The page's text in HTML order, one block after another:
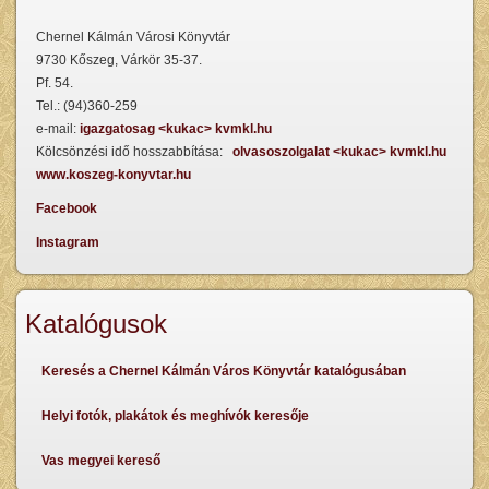
Chernel Kálmán Városi Könyvtár
9730 Kőszeg, Várkör 35-37.
Pf. 54.
Tel.: (94)360-259
e-mail: igazgatosag <kukac> kvmkl.hu
Kölcsönzési idő hosszabbítása: olvasoszolgalat <kukac> kvmkl.hu
www.koszeg-konyvtar.hu
Facebook
Instagram
Katalógusok
Keresés a Chernel Kálmán Város Könyvtár katalógusában
Helyi fotók, plakátok és meghívók keresője
Vas megyei kereső